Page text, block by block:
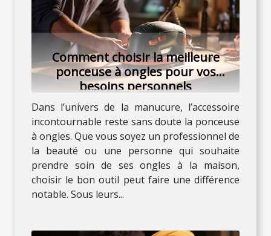
Comment choisir la meilleure
ponceuse à ongles pour vos
besoins personnels
Dans l’univers de la manucure, l’accessoire
incontournable reste sans doute la ponceuse
à ongles. Que vous soyez un professionnel de
la beauté ou une personne qui souhaite
prendre soin de ses ongles à la maison,
choisir le bon outil peut faire une différence
notable. Sous leurs...